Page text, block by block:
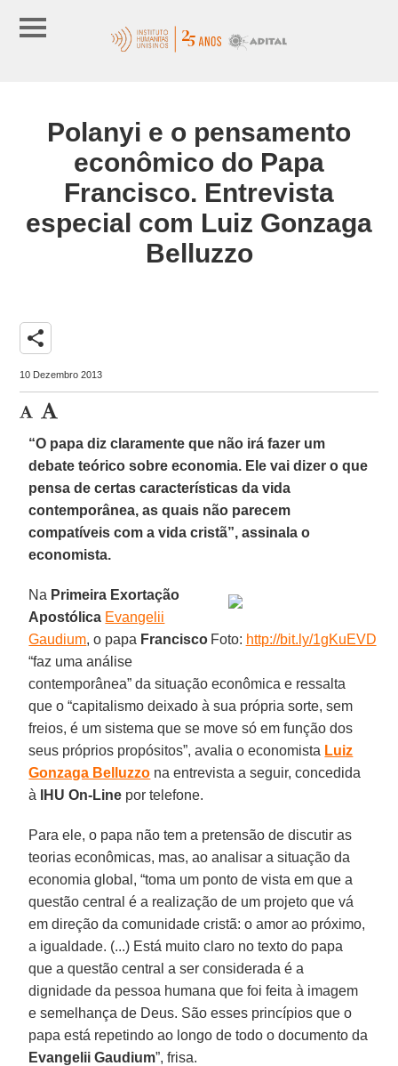
Polanyi e o pensamento
econômico do Papa
Francisco. Entrevista
especial com Luiz Gonzaga
Belluzzo
share
10 Dezembro 2013
“O papa diz claramente que não irá fazer um
debate teórico sobre economia. Ele vai dizer o que
pensa de certas características da vida
contemporânea, as quais não parecem
compatíveis com a vida cristã”, assinala o
economista.
Foto: http://bit.ly/1gKuEVD
Na Primeira Exortação
Apostólica Evangelii
Gaudium, o papa Francisco
“faz uma análise
contemporânea” da situação econômica e ressalta
que o “capitalismo deixado à sua própria sorte, sem
freios, é um sistema que se move só em função dos
seus próprios propósitos”, avalia o economista Luiz
Gonzaga Belluzzo na entrevista a seguir, concedida
à
IHU On-Line por telefone.
Para ele, o papa não tem a pretensão de discutir as
teorias econômicas, mas, ao analisar a situação da
economia global, “toma um ponto de vista em que a
questão central é a realização de um projeto que vá
em direção da comunidade cristã: o amor ao próximo,
a igualdade. (...) Está muito claro no texto do papa
que a questão central a ser considerada é a
dignidade da pessoa humana que foi feita à imagem
e semelhança de Deus. São esses princípios que o
papa está repetindo ao longo de todo o documento da
Evangelii Gaudium”, frisa.